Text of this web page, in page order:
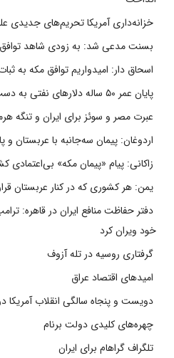
خزانه‌داری آمریکا تحریم‌های جدیدی
بسنت مدعی شد: به زودی شاهد توافق
اسحاق دار: امیدواریم توافق مکه به
پایان عمر ۵۰ ساله دلارهای نفتی به دست ایران
عبرت مصر و سوئز برای ایران و تنگه
اردوغان: پیمان سه‌جانبه با
زاکانی: پیام «پیمان مکه»
یمن: هر کشوری که در کنار عربستان
دفتر حفاظت منافع ایران در قاهره:
خود ویران کرد
گرفتاری روسیه در تله آزوف
امیدهای اقتصاد عراق
دویست و پنجاه سالگی انقلاب آمریکا
چهره‌های کلیدی دولت برنام
تلگراف گراهام برای ایران